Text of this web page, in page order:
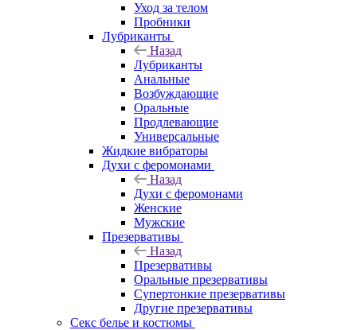
Уход за телом
Пробники
Лубриканты
Назад
Лубриканты
Анальные
Возбуждающие
Оральные
Продлевающие
Универсальные
Жидкие вибраторы
Духи с феромонами
Назад
Духи с феромонами
Женские
Мужские
Презервативы
Назад
Презервативы
Оральные презервативы
Супертонкие презервативы
Другие презервативы
Секс белье и костюмы